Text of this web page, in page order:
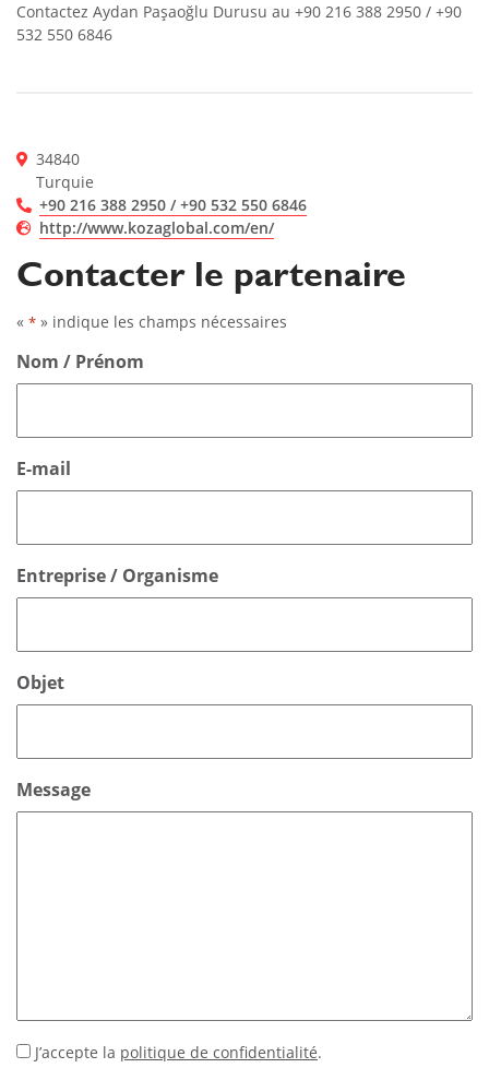
Contactez Aydan Paşaoğlu Durusu au +90 216 388 2950 / +90
532 550 6846
34840
Turquie
+90 216 388 2950 / +90 532 550 6846
http://www.kozaglobal.com/en/
Contacter le partenaire
« * » indique les champs nécessaires
Nom / Prénom
E-mail
Entreprise / Organisme
Objet
Message
J’accepte la politique de confidentialité.